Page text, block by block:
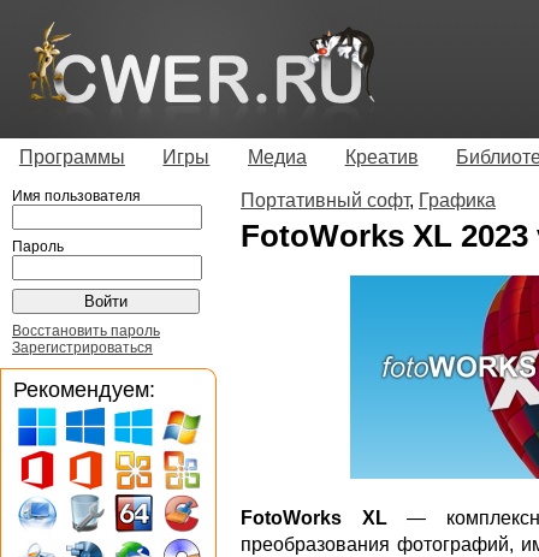
Программы Игры Медиа Креатив
Портативный софт, Графика
FotoWorks XL 2023
FotoWorks XL—
преобразования фотографий,
Имя пользователя
Пароль
Восстановить пароль
Зарегистрироваться
Рекомендуем: